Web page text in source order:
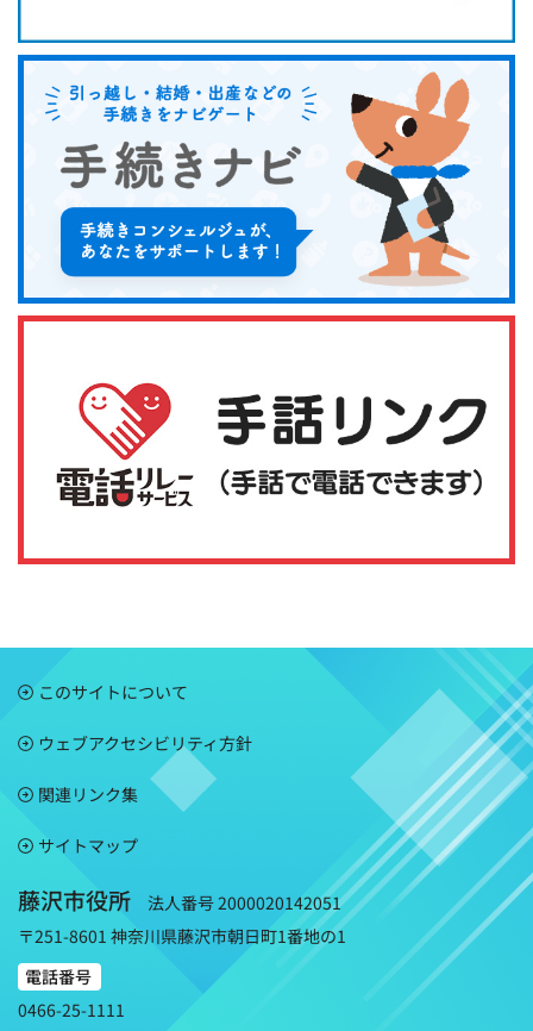
このサイトについて
ウェブアクセシビリティ方針
関連リンク集
サイトマップ
藤沢市役所
法人番号 2000020142051
〒251-8601 神奈川県藤沢市朝日町1番地の1
電話番号
0466-25-1111